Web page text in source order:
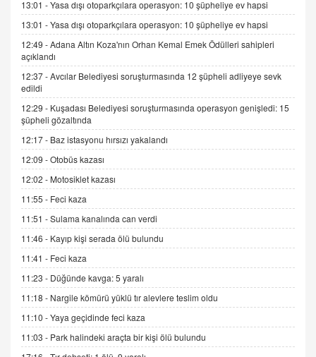
9.12.2025 10:11
İNCİ GÜL AKÖL
06.07.2026 13:00
ADEM AKÖL
Esed Destekçilerinin Yüzüne Vurulan Şamar:
Sednaya
11.12.2024 12:30
DR. EKREM ASLAN
Gerçek Ne, Algı Ne? "Beraber Yürüyoruz"
Cümlesinin Peşinden
19.07.2025 12:45
GÖNÜL MENEKŞE
Şifacının Yolu
04.11.2025 12:56
AV. RÜMEYSA ÖZKALE
Kira Uyuşmazlıklarında Dava Açmadan Önce
13:01 -Yasa dışı otoparkçılara operasyon: 10 şüpheliye ev hapsi
13:01 -Yasa dışı otoparkçılara operasyon: 10 şüpheliye ev hapsi
12:49 -Adana Altın Koza'nın Orhan Kemal Emek Ödülleri sahipleri
açıklandı
12:37 -Avcılar Belediyesi soruşturmasında 12 şüpheli adliyeye sevk
edildi
12:29 - Kuşadası Belediyesi soruşturmasında operasyon genişledi: 15
şüpheli gözaltında
12:17 - Baz istasyonu hırsızı yakalandı
12:09 -Otobüs kazası
12:02 - Motosiklet kazası
11:55 - Feci kaza
11:51 -Sulama kanalında can verdi
11:46 - Kayıp kişi serada ölü bulundu
11:41 - Feci kaza
11:23 - Düğünde kavga: 5 yaralı
11:18 - Nargile kömürü yüklü tır alevlere teslim oldu
11:10 -Yaya geçidinde feci kaza
11:03 - Park halindeki araçta bir kişi ölü bulundu